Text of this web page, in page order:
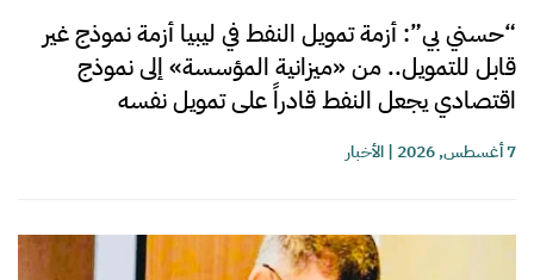
“حسني بي”: أزمة تمويل النفط في ليبيا أزمة نموذج غير
قابل للتمويل.. من «ميزانية المؤسسة» إلى نموذج
اقتصادي يجعل النفط قادراً على تمويل نفسه
7 أغسطس, 2026 |الأخبار